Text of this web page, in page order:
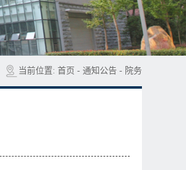
当前位置: 首页 - 通知公告 - 院务